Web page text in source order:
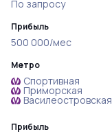
Прибыль
По запросу
Прибыль
500 000/мес
Метро
Спортивная
Приморская
Василеостровская